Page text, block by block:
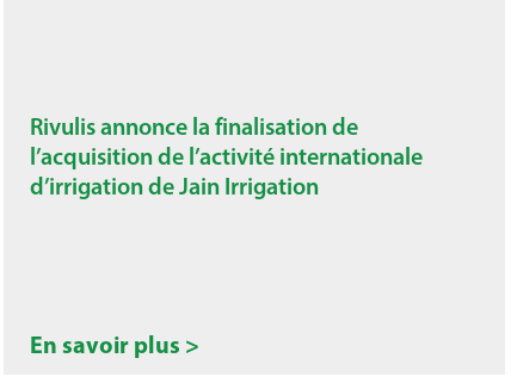
Rivulis annonce la finalisation de
l’acquisition de l’activité internationale
d’irrigation de Jain Irrigation
En savoir plus >